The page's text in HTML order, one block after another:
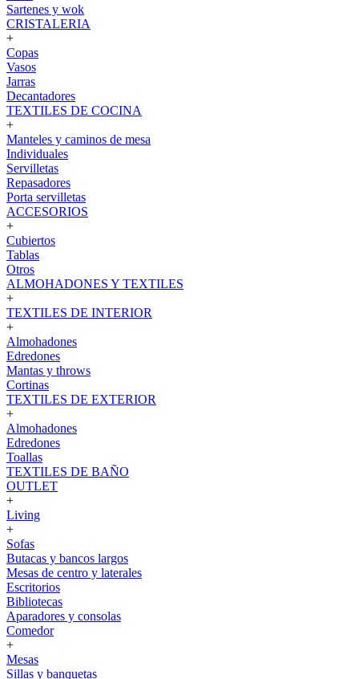
Sartenes y wok
CRISTALERIA
+
Copas
Vasos
Jarras
Decantadores
TEXTILES DE COCINA
+
Manteles y caminos de mesa
Individuales
Servilletas
Repasadores
Porta servilletas
ACCESORIOS
+
Cubiertos
Tablas
Otros
ALMOHADONES Y TEXTILES
+
TEXTILES DE INTERIOR
+
Almohadones
Edredones
Mantas y throws
Cortinas
TEXTILES DE EXTERIOR
+
Almohadones
Edredones
Toallas
TEXTILES DE BAÑO
OUTLET
+
Living
+
Sofas
Butacas y bancos largos
Mesas de centro y laterales
Escritorios
Bibliotecas
Aparadores y consolas
Comedor
+
Mesas
Sillas y banquetas